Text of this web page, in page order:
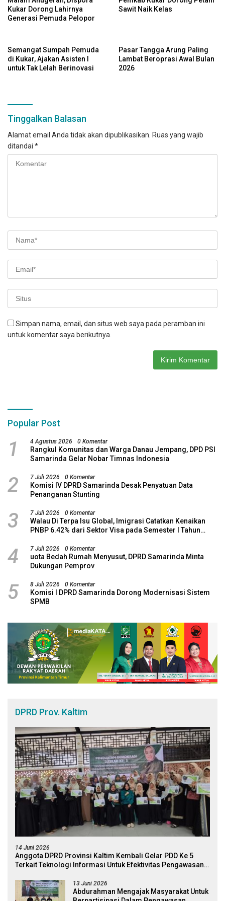
Kukar Dorong Lahirnya
Generasi Pemuda Pelopor
Sawit Naik Kelas
Semangat Sumpah Pemuda
di Kukar, Ajakan Asisten I
untuk Tak Lelah Berinovasi
Pasar Tangga Arung Paling
Lambat Beroprasi Awal Bulan
2026
Tinggalkan Balasan
Alamat email Anda tidak akan dipublikasikan. Ruas yang wajib
ditandai *
Simpan nama, email, dan situs web saya pada peramban ini
untuk komentar saya berikutnya.
Popular Post
1 4 Agustus 2026 0 Komentar
Rangkul Komunitas dan Warga Danau Jempang, DPD PSI
Samarinda Gelar Nobar Timnas Indonesia
2 7 Juli 2026 0 Komentar
Komisi IV DPRD Samarinda Desak Penyatuan Data
Penanganan Stunting
3 7 Juli 2026 0 Komentar
Walau Di Terpa Isu Global, Imigrasi Catatkan Kenaikan
PNBP 6.42% dari Sektor Visa pada Semester I Tahun
4 7 Juli 2026 0 Komentar
uota Bedah Rumah Menyusut, DPRD Samarinda Minta
Dukungan Pemprov
5 8 Juli 2026 0 Komentar
Komisi I DPRD Samarinda Dorong Modernisasi Sistem
SPMB
DPRD Prov. Kaltim
14 Juni 2026
Anggota DPRD Provinsi Kaltim Kembali Gelar PDD Ke 5
Terkait Teknologi Informasi Untuk Efektivitas Pengawasan
13 Juni 2026
Abdurahman Mengajak Masyarakat Untuk